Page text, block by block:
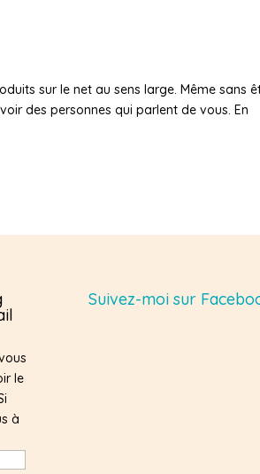
sur le net au sens large. Même sans
des personnes qui parlent de vous. En
le
à
Suivez-moi sur